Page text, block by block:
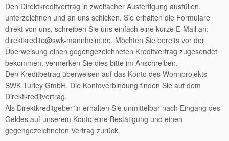
Den Direktkreditvertrag in zweifacher Ausfertigung ausfüllen,
unterzeichnen und an uns schicken. Sie erhalten die Formulare
direkt von uns, schreiben Sie uns einfach eine kurze E-Mail an:
direktkredite@swk-mannheim.de. Möchten Sie bereits vor der
Überweisung einen gegengezeichneten Kreditvertrag zugesendet
bekommen, vermerken Sie dies bitte im Anschreiben.
Den Kreditbetrag überweisen auf das Konto des Wohnprojekts
SWK Turley GmbH. Die Kontoverbindung finden Sie auf dem
Direktkreditvertrag.
Als Direktkreditgeber*in erhalten Sie unmittelbar nach Eingang des
Geldes auf unserem Konto eine Bestätigung und einen
gegengezeichneten Vertrag zurück.